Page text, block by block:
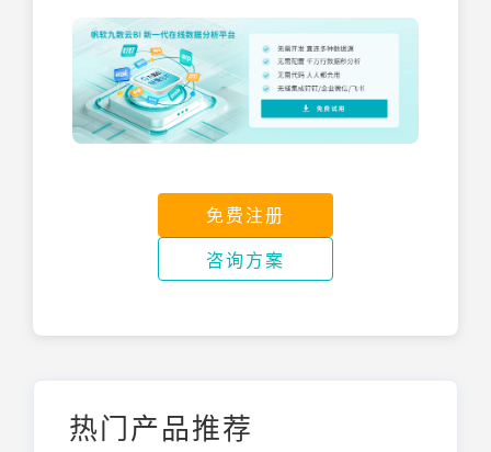
免费注册
咨询方案
热门产品推荐